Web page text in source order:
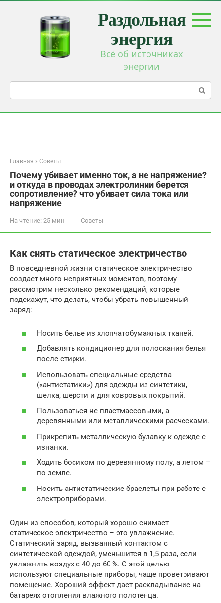
Перейти
Раздольная
энергия
Всё об источниках
энергии
Главная » Советы
Почему убивает именно ток, а не напряжение?
и откуда в проводах электролинии берется
сопротивление? что убивает сила тока или
напряжение
На чтение: 25 мин Советы
Как снять статическое электричество
В повседневной жизни статическое электричество
создает много неприятных моментов, поэтому
рассмотрим несколько рекомендаций, которые
подскажут, что делать, чтобы убрать повышенный
заряд:
Носить белье из хлопчатобумажных тканей.
Добавлять кондиционер для полоскания белья
после стирки.
Использовать специальные средства
(«антистатики») для одежды из синтетики,
шелка, шерсти и для ковровых покрытий.
Пользоваться не пластмассовыми, а
деревянными или металлическими расческами.
Прикрепить металлическую булавку к одежде с
изнанки.
Ходить босиком по деревянному полу, а летом –
по земле.
Носить антистатические браслеты при работе с
электроприборами.
Один из способов, который хорошо снимает
статическое электричество – это увлажнение.
Статический заряд, вызванный контактом с
синтетической одеждой, уменьшится в 1,5 раза, если
увлажнить воздух с 40 до 60 %. С этой целью
используют специальные приборы, чаще проветривают
помещение. Хороший эффект дает раскладывание на
батареях отопления влажного полотенца.